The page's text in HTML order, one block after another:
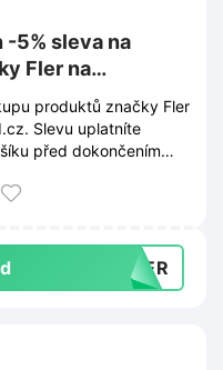
5% sleva na
Fler na
produktů značky Fler
Slevu uplatníte
před dokončením
FLER